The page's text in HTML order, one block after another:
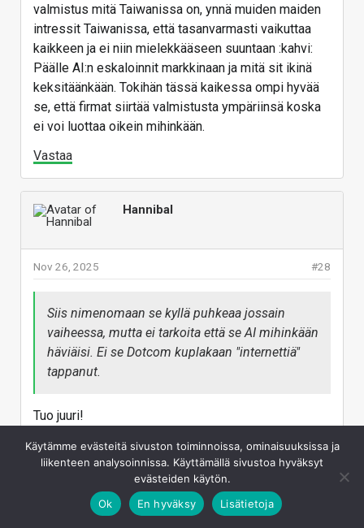
valmistus mitä Taiwanissa on, ynnä muiden maiden
intressit Taiwanissa, että tasanvarmasti vaikuttaa
kaikkeen ja ei niin mielekkääseen suuntaan :kahvi:
Päälle AI:n eskaloinnit markkinaan ja mitä sit ikinä
keksitäänkään. Tokihän tässä kaikessa ompi hyvää
se, että firmat siirtää valmistusta ympäriinsä koska
ei voi luottaa oikein mihinkään.
Vastaa
Hannibal
#28
Nov 26, 2025
Siis nimenomaan se kyllä puhkeaa jossain
vaiheessa, mutta ei tarkoita että se AI mihinkään
häviäisi. Ei se Dotcom kuplakaan "internettiä"
tappanut.
Tuo juuri!
vaiheessa, mutta AI hardwaren myynti jatkaa kasvua
siitä huolimatta!
Eli puhkee kyllä, hinnat vain ei sen takia halpene!
(paitsi niiden osakkeiden hinnat siis...)
Käytämme evästeitä sivuston toiminnoissa, ominaisuuksissa ja
liikenteen analysoinnissa. Käyttämällä sivustoa hyväksyt
evästeiden käytön.
Ok
En hyväksy Lisätietoja